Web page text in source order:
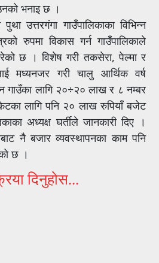
भनाइ छ ।
उत्तरगंगा गाउँपालिकाका विभिन्न
रुपमा विकास गर्न गाउँपालिकाले
छ । विशेष गरी तकसेरा, पेल्मा र
मध्यनजर गरी चालु आर्थिक वर्ष
गाउँका लागि २०÷२० लाख र ८ नम्बर
लागि पनि २० लाख रुपियाँ बजेट
अध्यक्ष घर्तीले जानकारी दिए ।
नै बजार व्यवस्थापनका काम पनि
छ ।
दिनुहोस...